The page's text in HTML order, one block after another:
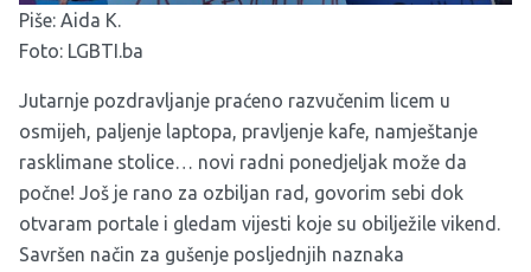
Piše: Aida K.
Foto: LGBTI.ba
Jutarnje pozdravljanje praćeno razvučenim licem u
osmijeh, paljenje laptopa, pravljenje kafe, namještanje
rasklimane stolice… novi radni ponedjeljak može da
počne! Još je rano za ozbiljan rad, govorim sebi dok
otvaram portale i gledam vijesti koje su obilježile vikend.
Savršen način za gušenje posljednjih naznaka